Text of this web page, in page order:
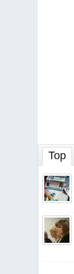
Top